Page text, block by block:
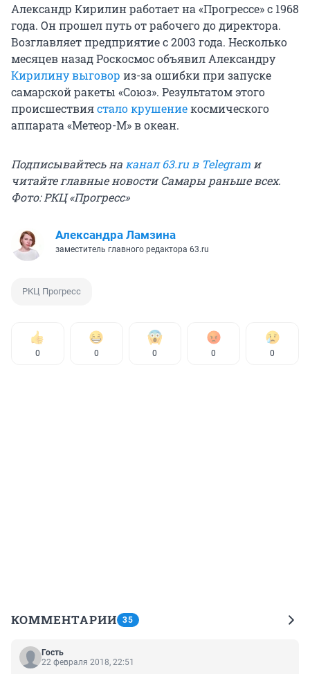
Александр Кирилин работает на «Прогрессе» с 1968
года. Он прошел путь от рабочего до директора.
Возглавляет предприятие с 2003 года. Несколько
месяцев назад Роскосмос объявил Александру
Кирилину выговор из-за ошибки при запуске
самарской ракеты «Союз». Результатом этого
происшествиястало крушениекосмического
аппарата «Метеор-М» в океан.
Подписывайтесь на канал 63.ru в Telegram и
читайте главные новости Самары раньше всех.
Фото: РКЦ «Прогресс»
Александра Ламзина
заместитель главного редактора 63.ru
РКЦ Прогресс
0 0 0 0 0
КОММЕНТАРИИ 35
Гость
22 февраля 2018, 22:51